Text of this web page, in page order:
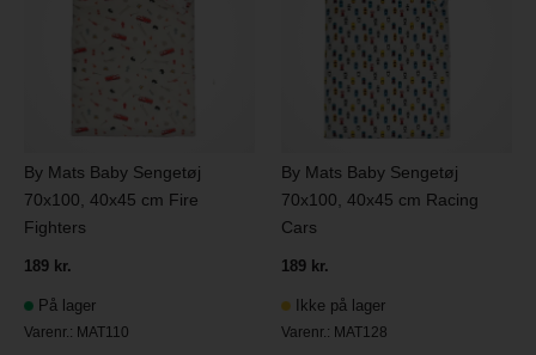
By Mats Baby Sengetøj
70x100, 40x45 cm Fire
Fighters
189 kr.
På lager
Varenr.: MAT110
By Mats Baby Sengetøj
70x100, 40x45 cm Racing
Cars
189 kr.
Ikke på lager
Varenr.: MAT128